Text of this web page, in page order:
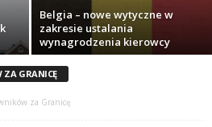
Belgia – nowe wytyczne w
zakresie ustalania
wynagrodzenia kierowcy
ZA GRANICĘ
za Granicę